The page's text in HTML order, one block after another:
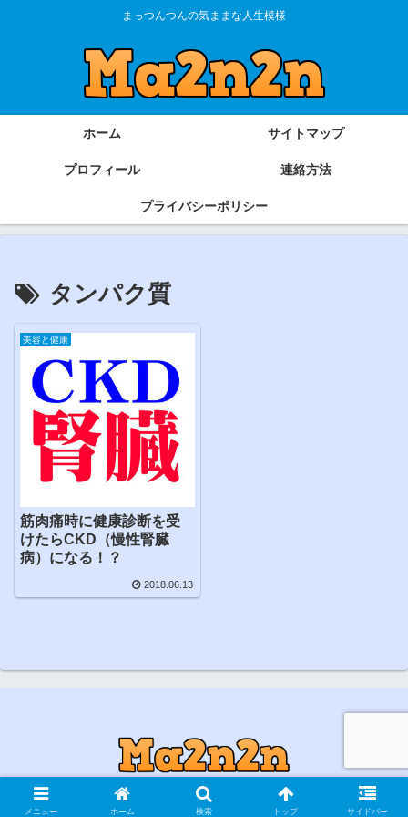
まっつんつんの気ままな人生模様
ホーム サイトマップ
プロフィール 連絡方法
プライバシーポリシー
タンパク質
美容と健康
筋肉痛時に健康診断を受
けたらCKD（慢性腎臓
病）になる！？
2018.06.13
© 2018 まっつんつんのブログ.
メニュー ホーム 検索 トップ サイドバー